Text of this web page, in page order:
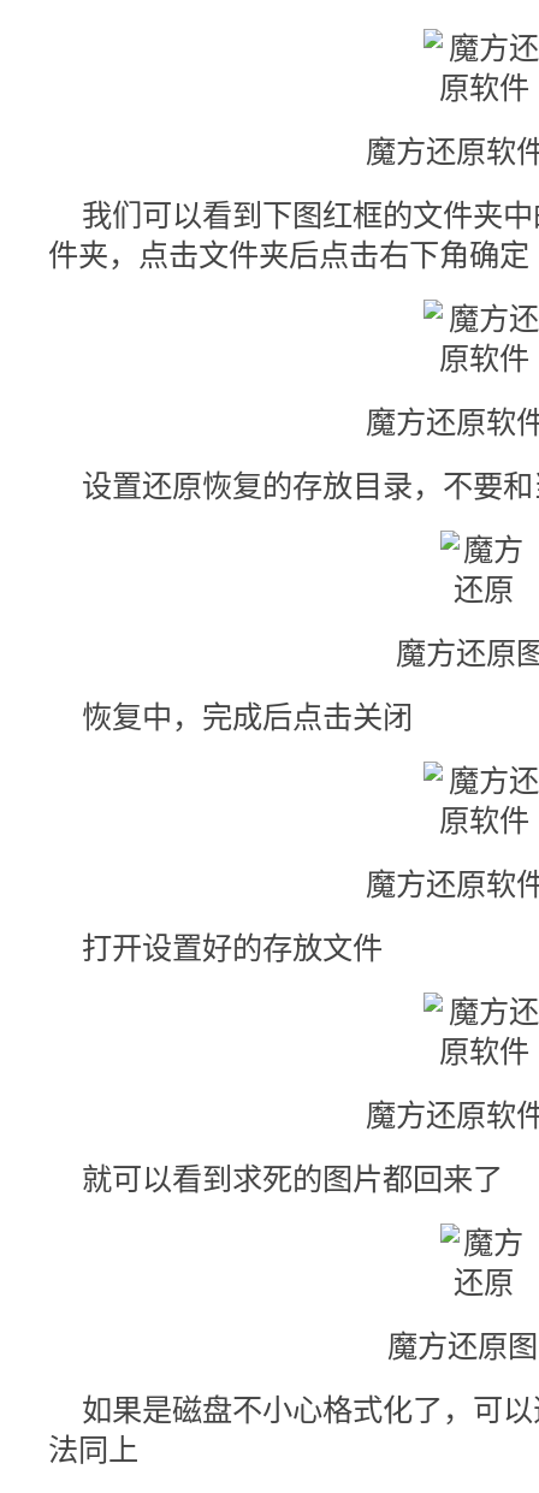
魔方还原软
我们可以看到下图红框的文件夹
件夹，点击文件夹后点击右下角确定
魔方还原软
设置还原恢复的存放目录，不要
魔方还原
恢复中，完成后点击关闭
魔方还原软
打开设置好的存放文件
魔方还原软
就可以看到求死的图片都回来了
魔方还原
如果是磁盘不小心格式化了，可
法同上